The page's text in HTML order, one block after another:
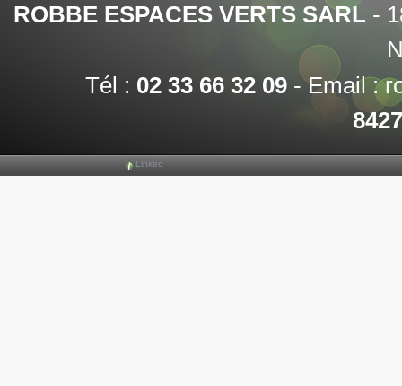
ROBBE ESPACES VERTS SARL -
Tél : 02 33 66 32 09 -Email :
Linkeo